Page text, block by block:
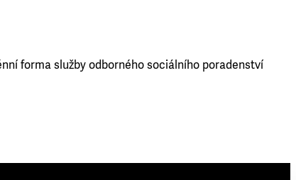
forma služby odborného sociálního poradenství